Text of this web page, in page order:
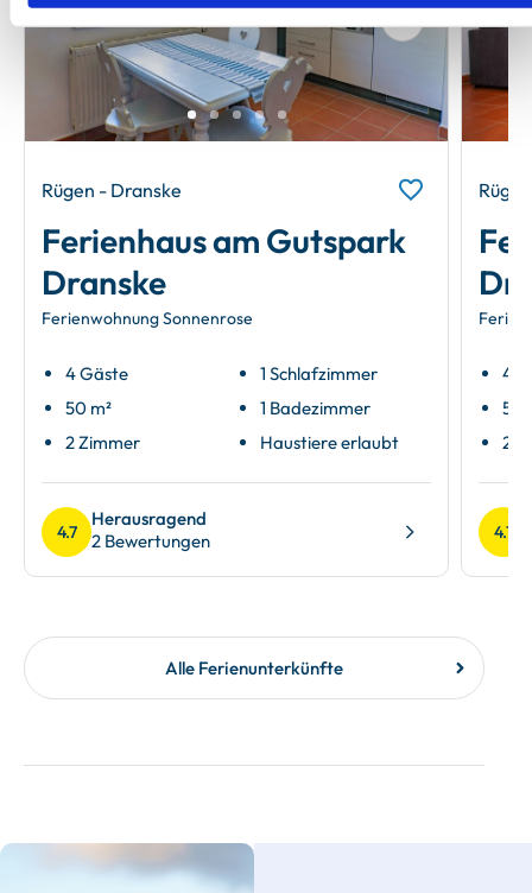
Next
Rügen - Dranske
Ferienhaus am Gutspark
Dranske
Ferienwohnung Sonnenrose
4 Gäste
50 m²
2 Zimmer
1 Schlafzimmer
1 Badezimmer
Haustiere erlaubt
4.7
Herausragend
2 Bewertungen
4
51
2
4.7
Alle Ferienunterkünfte